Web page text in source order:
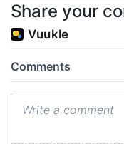
Share your